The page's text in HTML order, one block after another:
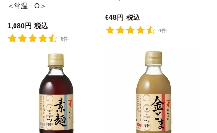
＜常温・O＞
1,080 税込
6件
648 税込
4件